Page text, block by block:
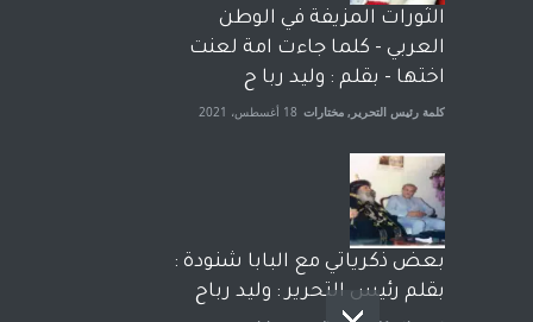
الحكومة الأمريكية ، فأعطوه
الجنسية عن يد وهم صاغرون،
آراء حرة مختارات 7 أبريل، 2023
الثورات المزيفة في الوطن
العربي - كلما جاءت امة لعنت
اختها - بقلم : وليد ربا ح
كلمة رئيس التحرير , مختارات 18 أغسطس، 2021
بعض ذكرياتي مع البابا شنودة :
بقلم رئيس التحرير : وليد رباح